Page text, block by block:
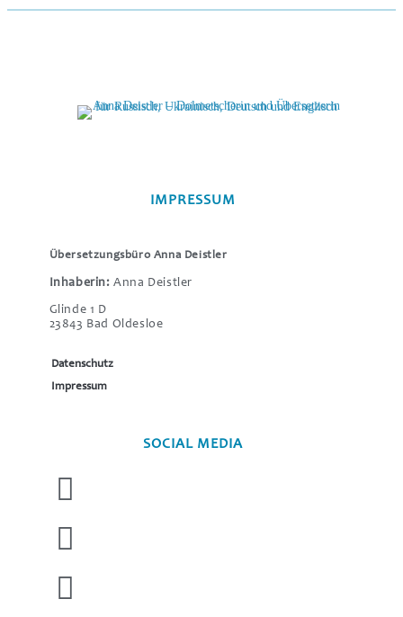
IMPRESSUM
Übersetzungsbüro Anna Deistler
Inhaberin: Anna Deistler
Glinde 1 D
23843 Bad Oldesloe
Datenschutz
Impressum
SOCIAL MEDIA